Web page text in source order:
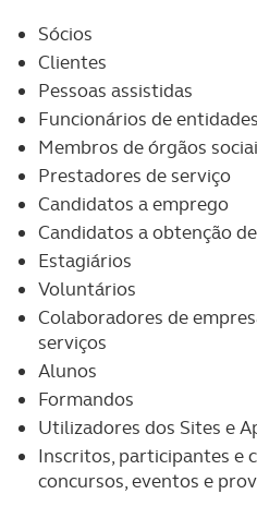
Sócios
Clientes
Pessoas assistidas
Funcionários de
Membros de órgãos
Prestadores de serviço
Candidatos a emprego
Candidatos a obtenção
Estagiários
Voluntários
Colaboradores de
serviços
Alunos
Formandos
Utilizadores dos Sites e
Inscritos, participantes e
concursos, eventos e